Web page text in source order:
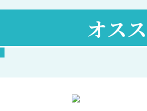
オス